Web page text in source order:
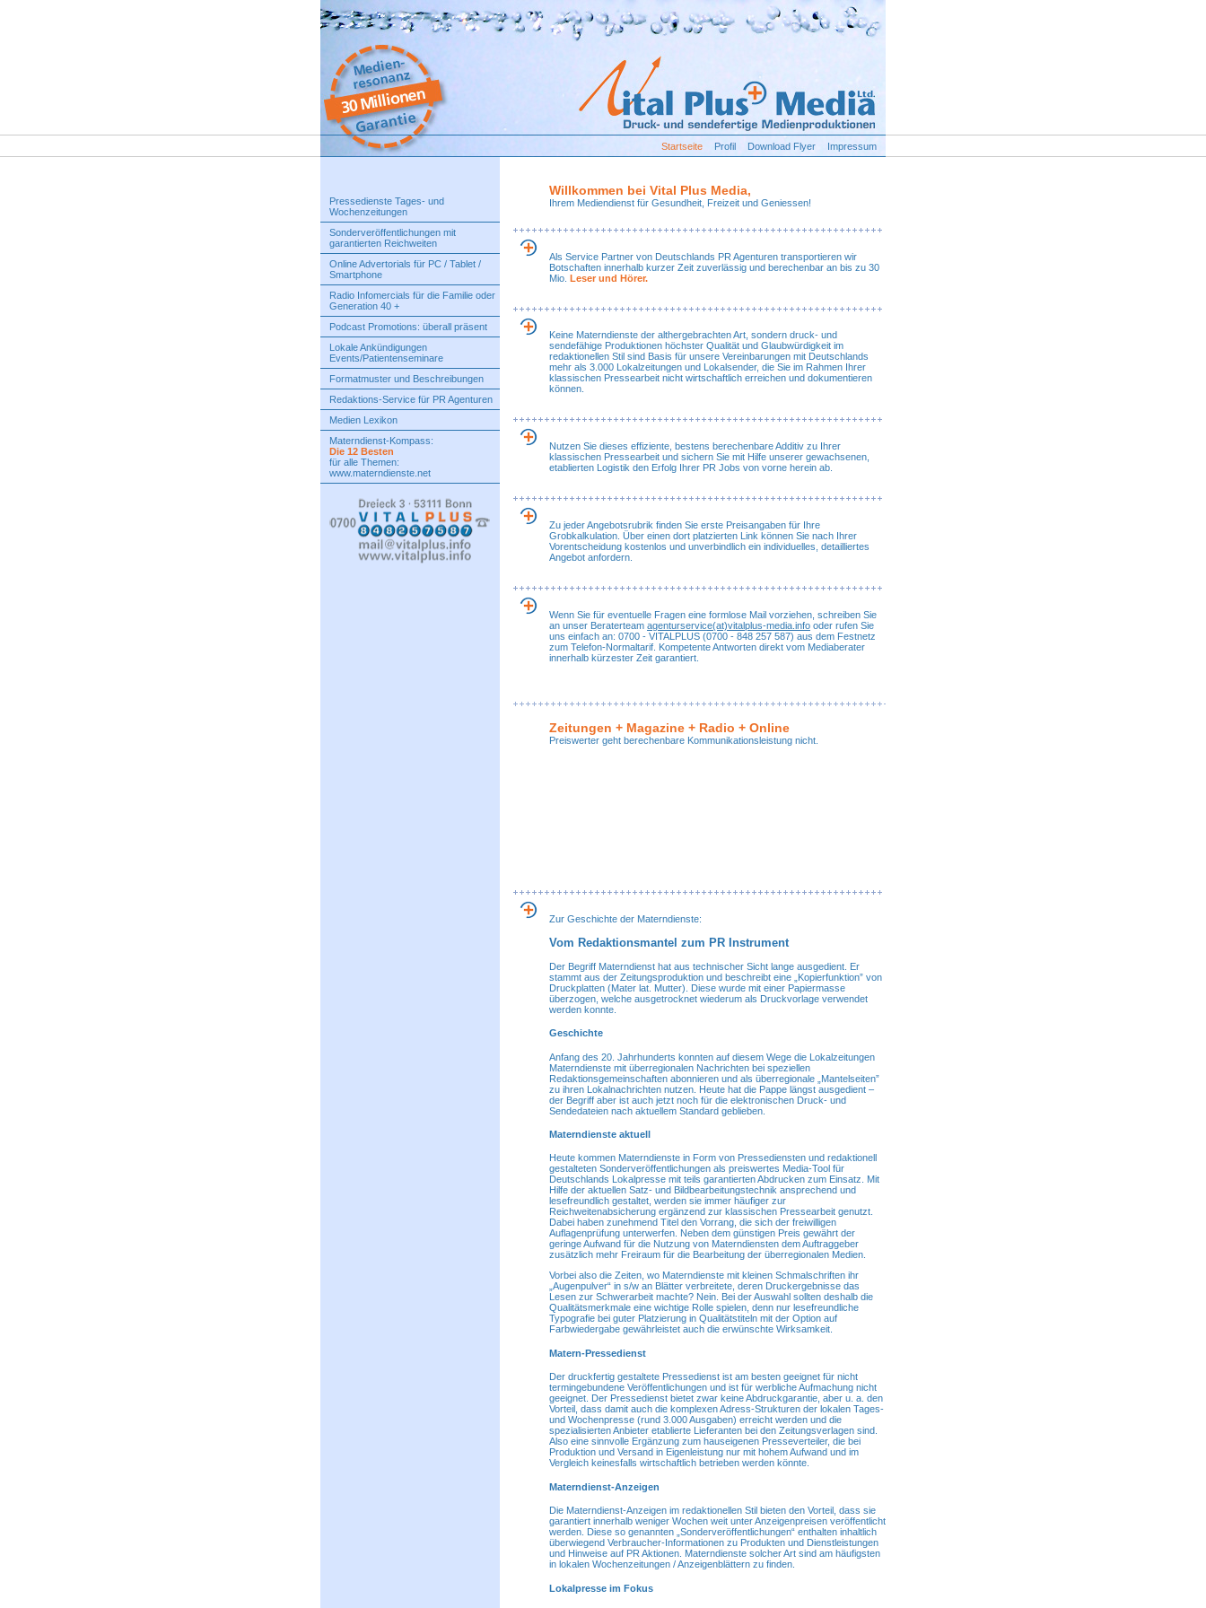
Startseite Profil Download Flyer Impressum
Pressedienste Tages- und
Wochenzeitungen
Sonderveröffentlichungen mit
garantierten Reichweiten
Online Advertorials für PC / Tablet /
Smartphone
Radio Infomercials für die Familie oder
Generation 40 +
Podcast Promotions: überall präsent
Lokale Ankündigungen
Events/Patientenseminare
Formatmuster und Beschreibungen
Redaktions-Service für PR Agenturen
Medien Lexikon
Materndienst-Kompass:
Die 12 Besten
für alle Themen:
www.materndienste.net
Willkommen bei Vital Plus Media,
Ihrem Mediendienst für Gesundheit, Freizeit und Geniessen!
Als Service Partner von Deutschlands PR Agenturen transportieren wir
Botschaften innerhalb kurzer Zeit zuverlässig und berechenbar an bis zu 30
Mio. Leser und Hörer.
Keine Materndienste der althergebrachten Art, sondern druck- und
sendefähige Produktionen höchster Qualität und Glaubwürdigkeit im
redaktionellen Stil sind Basis für unsere Vereinbarungen mit Deutschlands
mehr als 3.000 Lokalzeitungen und Lokalsender, die Sie im Rahmen Ihrer
klassischen Pressearbeit nicht wirtschaftlich erreichen und dokumentieren
können.
Nutzen Sie dieses effiziente, bestens berechenbare Additiv zu Ihrer
klassischen Pressearbeit und sichern Sie mit Hilfe unserer gewachsenen,
etablierten Logistik den Erfolg Ihrer PR Jobs von vorne herein ab.
Zu jeder Angebotsrubrik finden Sie erste Preisangaben für Ihre
Grobkalkulation. Über einen dort platzierten Link können Sie nach Ihrer
Vorentscheidung kostenlos und unverbindlich ein individuelles, detailliertes
Angebot anfordern.
Wenn Sie für eventuelle Fragen eine formlose Mail vorziehen, schreiben Sie
an unser Beraterteam agenturservice(at)vitalplus-media.info oder rufen Sie
uns einfach an: 0700 - VITALPLUS (0700 - 848 257 587) aus dem Festnetz
zum Telefon-Normaltarif. Kompetente Antworten direkt vom Mediaberater
innerhalb kürzester Zeit garantiert.
Zeitungen + Magazine + Radio + Online
Preiswerter geht berechenbare Kommunikationsleistung nicht.
Zur Geschichte der Materndienste:
Vom Redaktionsmantel zum PR Instrument
Der Begriff Materndienst hat aus technischer Sicht lange ausgedient. Er
stammt aus der Zeitungsproduktion und beschreibt eine „Kopierfunktion” von
Druckplatten (Mater lat. Mutter). Diese wurde mit einer Papiermasse
überzogen, welche ausgetrocknet wiederum als Druckvorlage verwendet
werden konnte.
Geschichte
Anfang des 20. Jahrhunderts konnten auf diesem Wege die Lokalzeitungen
Materndienste mit überregionalen Nachrichten bei speziellen
Redaktionsgemeinschaften abonnieren und als überregionale „Mantelseiten”
zu ihren Lokalnachrichten nutzen. Heute hat die Pappe längst ausgedient –
der Begriff aber ist auch jetzt noch für die elektronischen Druck- und
Sendedateien nach aktuellem Standard geblieben.
Materndienste aktuell
Heute kommen Materndienste in Form von Pressediensten und redaktionell
gestalteten Sonderveröffentlichungen als preiswertes Media-Tool für
Deutschlands Lokalpresse mit teils garantierten Abdrucken zum Einsatz. Mit
Hilfe der aktuellen Satz- und Bildbearbeitungstechnik ansprechend und
lesefreundlich gestaltet, werden sie immer häufiger zur
Reichweitenabsicherung ergänzend zur klassischen Pressearbeit genutzt.
Dabei haben zunehmend Titel den Vorrang, die sich der freiwilligen
Auflagenprüfung unterwerfen. Neben dem günstigen Preis gewährt der
geringe Aufwand für die Nutzung von Materndiensten dem Auftraggeber
zusätzlich mehr Freiraum für die Bearbeitung der überregionalen Medien.
Vorbei also die Zeiten, wo Materndienste mit kleinen Schmalschriften ihr
„Augenpulver“ in s/w an Blätter verbreitete, deren Druckergebnisse das
Lesen zur Schwerarbeit machte? Nein. Bei der Auswahl sollten deshalb die
Qualitätsmerkmale eine wichtige Rolle spielen, denn nur lesefreundliche
Typografie bei guter Platzierung in Qualitätstiteln mit der Option auf
Farbwiedergabe gewährleistet auch die erwünschte Wirksamkeit.
Matern-Pressedienst
Der druckfertig gestaltete Pressedienst ist am besten geeignet für nicht
termingebundene Veröffentlichungen und ist für werbliche Aufmachung nicht
geeignet. Der Pressedienst bietet zwar keine Abdruckgarantie, aber u. a. den
Vorteil, dass damit auch die komplexen Adress-Strukturen der lokalen Tages-
und Wochenpresse (rund 3.000 Ausgaben) erreicht werden und die
spezialisierten Anbieter etablierte Lieferanten bei den Zeitungsverlagen sind.
Also eine sinnvolle Ergänzung zum hauseigenen Presseverteiler, die bei
Produktion und Versand in Eigenleistung nur mit hohem Aufwand und im
Vergleich keinesfalls wirtschaftlich betrieben werden könnte.
Materndienst-Anzeigen
Die Materndienst-Anzeigen im redaktionellen Stil bieten den Vorteil, dass sie
garantiert innerhalb weniger Wochen weit unter Anzeigenpreisen veröffentlicht
werden. Diese so genannten „Sonderveröffentlichungen“ enthalten inhaltlich
überwiegend Verbraucher-Informationen zu Produkten und Dienstleistungen
und Hinweise auf PR Aktionen. Materndienste solcher Art sind am häufigsten
in lokalen Wochenzeitungen / Anzeigenblättern zu finden.
Lokalpresse im Fokus